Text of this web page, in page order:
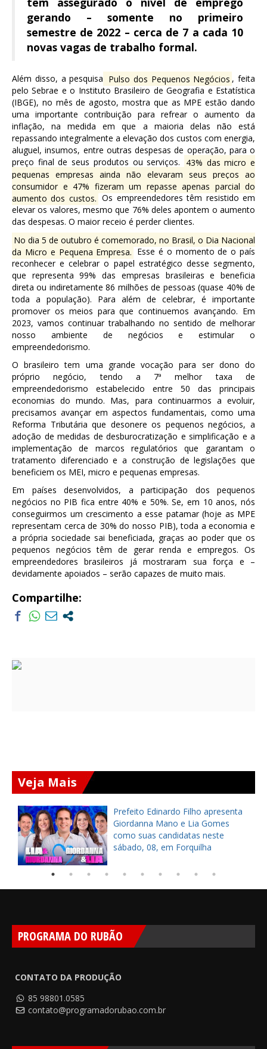
gerando – somente no primeiro
semestre de 2022 – cerca de 7 a cada 10
novas vagas de trabalho formal.
Além disso, a pesquisa Pulso dos Pequenos Negócios , feita
pelo Sebrae e o Instituto Brasileiro de Geografia e Estatística
(IBGE), no mês de agosto, mostra que as MPE estão dando
uma importante contribuição para refrear o aumento da
inflação, na medida em que a maioria delas não está
repassando integralmente a elevação dos custos com energia,
aluguel, insumos, entre outras despesas de operação, para o
preço final de seus produtos ou serviços.
43% das micro e
pequenas empresas ainda não elevaram seus preços ao
consumidor e 47% fizeram um repasse apenas parcial do
aumento dos custos. Os empreendedores têm resistido em
elevar os valores, mesmo que 76% deles apontem o aumento
das despesas. O maior receio é perder clientes.
No dia 5 de outubro é comemorado, no Brasil, o Dia Nacional
da Micro e Pequena Empresa. Esse é o momento de o país
reconhecer e celebrar o papel estratégico desse segmento,
que representa 99% das empresas brasileiras e beneficia
direta ou indiretamente 86 milhões de pessoas (quase 40% de
toda a população). Para além de celebrar, é importante
promover os meios para que continuemos avançando. Em
2023, vamos continuar trabalhando no sentido de melhorar
nosso ambiente de negócios e estimular o
empreendedorismo.
O brasileiro tem uma grande vocação para ser dono do
próprio negócio, tendo a 7ª melhor taxa de
empreendedorismo estabelecido entre 50 das principais
economias do mundo. Mas, para continuarmos a evoluir,
precisamos avançar em aspectos fundamentais, como uma
Reforma Tributária que desonere os pequenos negócios, a
adoção de medidas de desburocratização e simplificação e a
implementação de marcos regulatórios que garantam o
tratamento diferenciado e a construção de legislações que
beneficiem os MEI, micro e pequenas empresas.
Em países desenvolvidos, a participação dos pequenos
negócios no PIB fica entre 40% e 50%. Se, em 10 anos, nós
conseguirmos um crescimento a esse patamar (hoje as MPE
representam cerca de 30% do nosso PIB), toda a economia e
a própria sociedade sai beneficiada, graças ao poder que os
pequenos negócios têm de gerar renda e empregos. Os
empreendedores brasileiros já mostraram sua força e –
devidamente apoiados – serão capazes de muito mais.
Compartilhe:
Veja Mais
Prefeito Edinardo Filho apresenta
Giordanna Mano e Lia Gomes
como suas candidatas neste
sábado, 08, em Forquilha
PROGRAMA DO RUBÃO
CONTATO DA PRODUÇÃO
85 98801.0585
contato@programadorubao.com.br